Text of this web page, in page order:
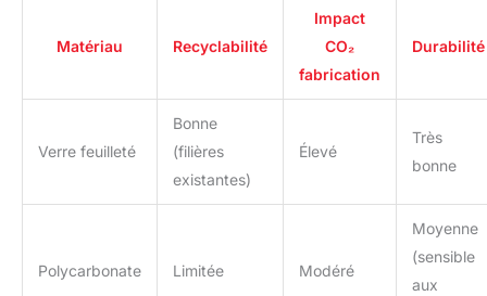
Matériau Recyclabilité
Impact
CO₂
fabrication
Durabilité
Verre feuilleté
Bonne
(filières
existantes)
Élevé
Très
bonne
Polycarbonate Limitée Modéré
Moyenne
(sensible
aux